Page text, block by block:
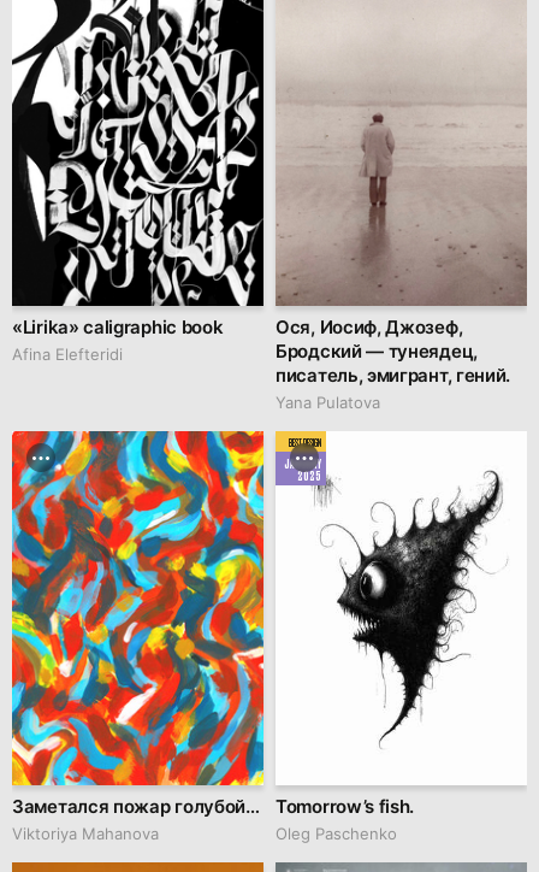
«Lirika» caligraphic book
Afina Elefteridi
Ося, Иосиф, Джозеф,
Бродский — тунеядец,
писатель, эмигрант, гений.
Yana Pulatova
Заметался пожар голубой…
Viktoriya Mahanova
BEST DESIGN
JANUARY
2025
Tomorrow’s fish.
Oleg Paschenko